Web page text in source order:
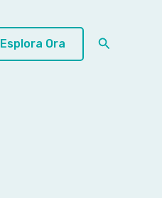
Esplora Ora Cerca